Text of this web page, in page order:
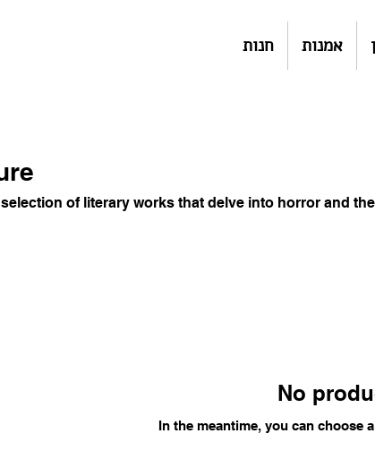
חנות אמנות
of literary works that delve into horror and
No
In the meantime, you can choose